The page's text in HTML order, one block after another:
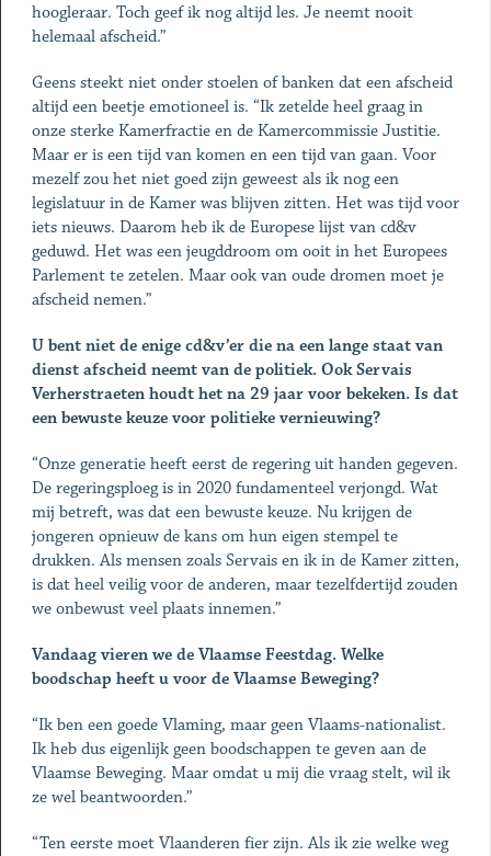
hoogleraar. Toch geef ik nog altijd les. Je neemt nooit
helemaal afscheid.”
Geens steekt niet onder stoelen of banken dat een afscheid
altijd een beetje emotioneel is. “Ik zetelde heel graag in
onze sterke Kamerfractie en de Kamercommissie Justitie.
Maar er is een tijd van komen en een tijd van gaan. Voor
mezelf zou het niet goed zijn geweest als ik nog een
legislatuur in de Kamer was blijven zitten. Het was tijd voor
iets nieuws. Daarom heb ik de Europese lijst van cd&v
geduwd. Het was een jeugddroom om ooit in het Europees
Parlement te zetelen. Maar ook van oude dromen moet je
afscheid nemen.”
U bent niet de enige cd&v’er die na een lange staat van
dienst afscheid neemt van de politiek. Ook Servais
Verherstraeten houdt het na 29 jaar voor bekeken. Is dat
een bewuste keuze voor politieke vernieuwing?
“Onze generatie heeft eerst de regering uit handen gegeven.
De regeringsploeg is in 2020 fundamenteel verjongd. Wat
mij betreft, was dat een bewuste keuze. Nu krijgen de
jongeren opnieuw de kans om hun eigen stempel te
drukken. Als mensen zoals Servais en ik in de Kamer zitten,
is dat heel veilig voor de anderen, maar tezelfdertijd zouden
we onbewust veel plaats innemen.”
Vandaag vieren we de Vlaamse Feestdag. Welke
boodschap heeft u voor de Vlaamse Beweging?
“Ik ben een goede Vlaming, maar geen Vlaams-nationalist.
Ik heb dus eigenlijk geen boodschappen te geven aan de
Vlaamse Beweging. Maar omdat u mij die vraag stelt, wil ik
ze wel beantwoorden.”
“Ten eerste moet Vlaanderen fier zijn. Als ik zie welke weg